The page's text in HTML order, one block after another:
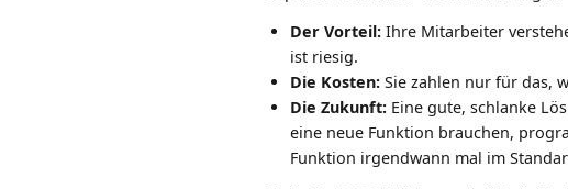
Der Vorteil:Ihre Mitarbeiter
ist riesig.
Die Kosten:Sie zahlen nur für das,
Die Zukunft:Eine gute, schlanke
eine neue Funktion brauchen,
Funktion irgendwann mal im